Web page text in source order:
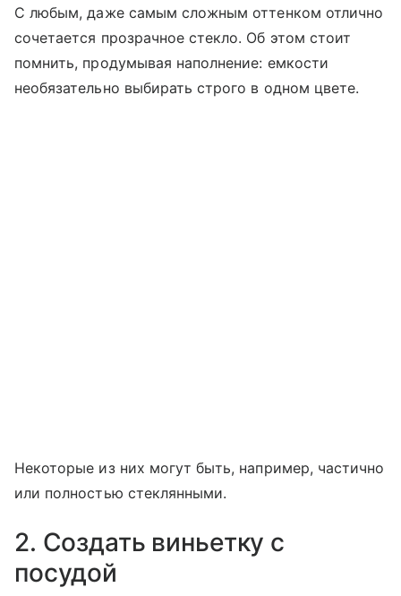
С любым, даже самым сложным оттенком отлично
сочетается прозрачное стекло. Об этом стоит
помнить, продумывая наполнение: емкости
необязательно выбирать строго в одном цвете.
Некоторые из них могут быть, например, частично
или полностью стеклянными.
2. Создать виньетку с
посудой